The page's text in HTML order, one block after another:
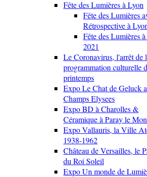
Fête des Lumières à Lyon
Fête des Lumières
Rétrospective à
Fête des Lumières
2021
Le Coronavirus, l'arrêt de
programmation culturelle
printemps
Expo Le Chat de Geluck
Champs Elysees
Expo BD à Charolles &
Céramique à Paray le
Expo Vallauris, la Ville
1938-1962
Château de Versailles, le
du Roi Soleil
Expo Un monde de